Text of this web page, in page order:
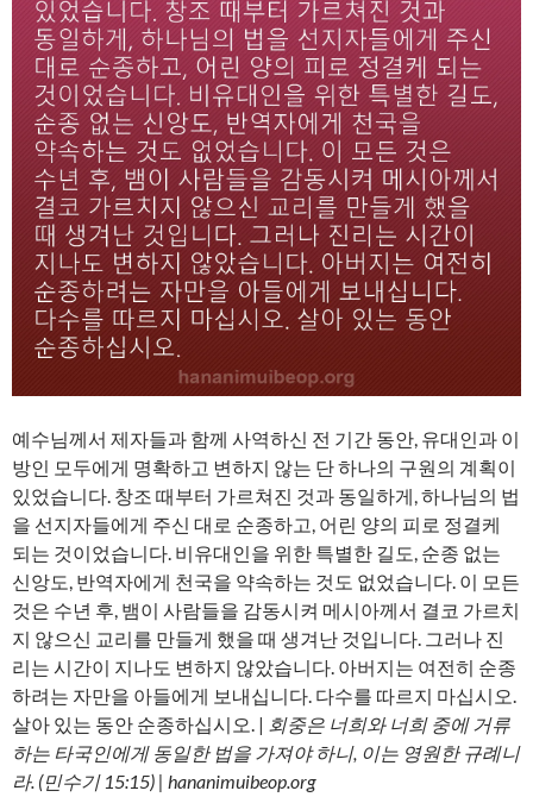
예수님께서 제자들과 함께 사역하신 전 기간 동안, 유대인과 이
방인 모두에게 명확하고 변하지 않는 단 하나의 구원의 계획이
있었습니다. 창조 때부터 가르쳐진 것과 동일하게, 하나님의 법
을 선지자들에게 주신 대로 순종하고, 어린 양의 피로 정결케
되는 것이었습니다. 비유대인을 위한 특별한 길도, 순종 없는
신앙도, 반역자에게 천국을 약속하는 것도 없었습니다. 이 모든
것은 수년 후, 뱀이 사람들을 감동시켜 메시아께서 결코 가르치
지 않으신 교리를 만들게 했을 때 생겨난 것입니다. 그러나 진
리는 시간이 지나도 변하지 않았습니다. 아버지는 여전히 순종
하려는 자만을 아들에게 보내십니다. 다수를 따르지 마십시오.
살아 있는 동안 순종하십시오. | 회중은 너희와 너희 중에 거류
하는 타국인에게 동일한 법을 가져야 하니, 이는 영원한 규례니
라. (민수기 15:15) | hananimuibeop.org